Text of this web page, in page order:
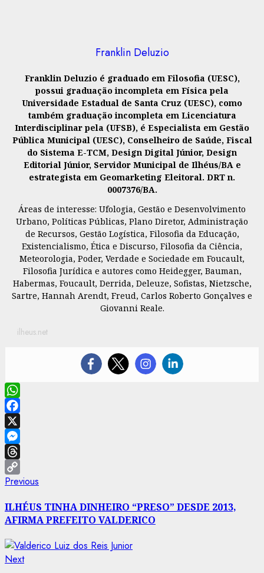
Franklin Deluzio
Franklin Deluzio é graduado em Filosofia (UESC),
possui graduação incompleta em Física pela
Universidade Estadual de Santa Cruz (UESC), como
também graduação incompleta em Licenciatura
Interdisciplinar pela (UFSB), é Especialista em Gestão
Pública Municipal (UESC), Conselheiro de Saúde, Fiscal
do Sistema E-TCM, Design Digital Júnior, Design
Editorial Júnior, Servidor Municipal de Ilhéus/BA e
estrategista em Geomarketing Eleitoral. DRT n.
0007376/BA.
Áreas de interesse: Ufologia, Gestão e Desenvolvimento
Urbano, Políticas Públicas, Plano Diretor, Administração
de Recursos, Gestão Logística, Filosofia da Educação,
Existencialismo, Ética e Discurso, Filosofia da Ciência,
Meteorologia, Poder, Verdade e Sociedade em Foucault,
Filosofia Jurídica e autores como Heidegger, Bauman,
Habermas, Foucault, Derrida, Deleuze, Sofistas, Nietzsche,
Sartre, Hannah Arendt, Freud, Carlos Roberto Gonçalves e
Giovanni Reale.
ilheus.net
WhatsApp
Facebook
X
Messenger
Threads
Copy
Post
navigation
Previous
ILHÉUS TINHA DINHEIRO “PRESO” DESDE 2013,
AFIRMA PREFEITO VALDERICO
NextNext